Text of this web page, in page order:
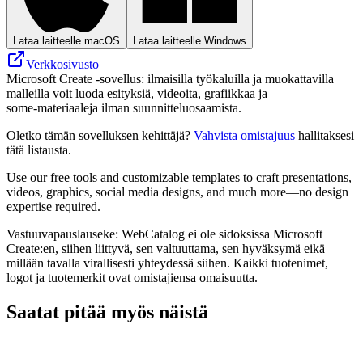
Lataa laitteelle macOS Lataa laitteelle Windows
Verkkosivusto
Microsoft Create -sovellus: ilmaisilla työkaluilla ja muokattavilla
malleilla voit luoda esityksiä, videoita, grafiikkaa ja
some‑materiaaleja ilman suunnitteluosaamista.
Oletko tämän sovelluksen kehittäjä? Vahvista omistajuus hallitaksesi
tätä listausta.
Use our free tools and customizable templates to craft presentations,
videos, graphics, social media designs, and much more—no design
expertise required.
Vastuuvapauslauseke: WebCatalog ei ole sidoksissa Microsoft
Create:en, siihen liittyvä, sen valtuuttama, sen hyväksymä eikä
millään tavalla virallisesti yhteydessä siihen. Kaikki tuotenimet,
logot ja tuotemerkit ovat omistajiensa omaisuutta.
Saatat pitää myös näistä